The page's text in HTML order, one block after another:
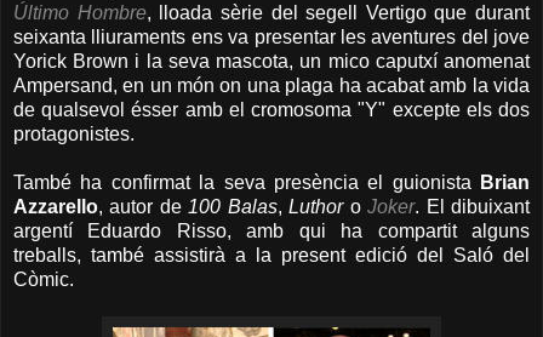
Último Hombre, lloada sèrie del segell Vertigo que durant
seixanta lliuraments ens va presentar les aventures del jove
Yorick Brown i la seva mascota, un mico caputxí anomenat
Ampersand, en un món on una plaga ha acabat amb la vida
de qualsevol ésser amb el cromosoma "Y" excepte els dos
protagonistes.
També ha confirmat la seva presència el guionista
Brian
Azzarello, autor de 100 Balas,Luthor oJoker. El dibuixant
argentí Eduardo Risso, amb qui ha compartit alguns
treballs, també assistirà a la present edició del Saló del
Còmic.